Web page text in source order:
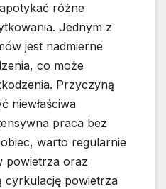
różne
Jednym z
jest nadmierne
co może
Przyczyną
niewłaściwa
praca bez
warto regularnie
powietrza oraz
cyrkulację powietrza